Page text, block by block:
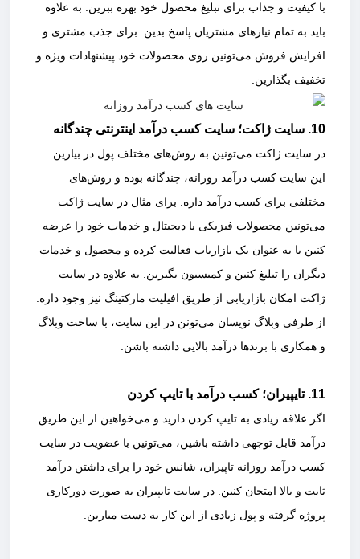
با کیفیت و جذاب برای تبلیغ محصول خود بهره ببرین. به علاوه
باید به تمام نیازهای مشتریان پاسخ بدین. برای جذب مشتری و
افزایش فروش می‌تونین روی محصولات خود پیشنهادات ویژه و
تخفیف بگذارین.
10. سایت ژاکت؛ سایت کسب درآمد اینترنتی چندگانه
در سایت ژاکت می‌تونین به روش‌های مختلف پول در بیارین.
این سایت کسب درآمد روزانه، چندگانه بوده و روش‌های
مختلفی برای کسب درآمد داره. برای مثال در سایت ژاکت
می‌تونین محصولات فیزیکی یا دیجیتال و خدمات خود را عرضه
کنین یا به عنوان یک بازاریاب فعالیت کرده و محصول و خدمات
دیگران را تبلیغ کنین و کمیسیون بگیرین. به علاوه در سایت
ژاکت امکان بازاریابی از طریق افیلیت مارکتینگ نیز وجود داره.
از طرفی وبلاگ نویسان می‌تونن در این سایت، با ساخت وبلاگ
و همکاری با برندها درآمد بالایی داشته باشن.
11. تایپیران؛ کسب درآمد با تایپ کردن
اگر علاقه زیادی به تایپ کردن دارید و می‌خواهین از این طریق
درآمد قابل توجهی داشته باشین، می‌تونین با عضویت در سایت
کسب درآمد روزانه تاپیران، شانس خود را برای داشتن درآمد
ثابت و بالا امتحان کنین. در سایت تایپیران به صورت دورکاری
پروژه گرفته و پول زیادی از این کار به دست میارین.